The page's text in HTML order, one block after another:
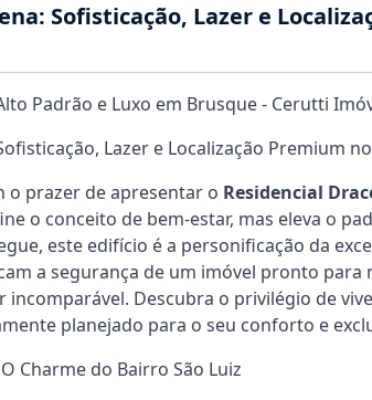
Sofisticação, Lazer e
Padrão e Luxo em Brusque - Cerutti
Lazer e Localização Premium
o prazer de apresentar o Residencial
o conceito de bem-estar, mas eleva o
este edifício é a personificação da
a segurança de um imóvel pronto para
Descubra o privilégio de
planejado para o seu conforto e
Charme do Bairro São Luiz